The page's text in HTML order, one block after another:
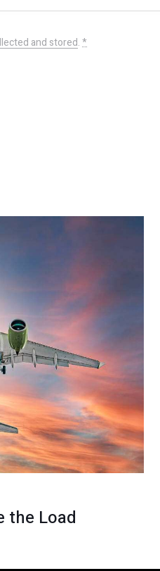
and stored.*
the Load